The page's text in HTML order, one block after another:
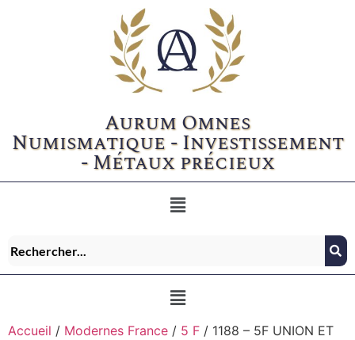
Aurum Omnes
Numismatique - Investissement
- Métaux précieux
Accueil / Modernes France / 5 F / 1188 – 5F UNION ET